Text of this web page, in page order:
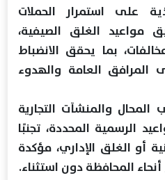
على استمرار الحملات
مواعيد الغلق الصيفية،
بما يحقق الانضباط
المرافق العامة والهدوء
والمنشآت التجارية
الرسمية المحددة، تجنبًا
أو الغلق الإداري، مؤكدة
المحافظة دون استثناء.